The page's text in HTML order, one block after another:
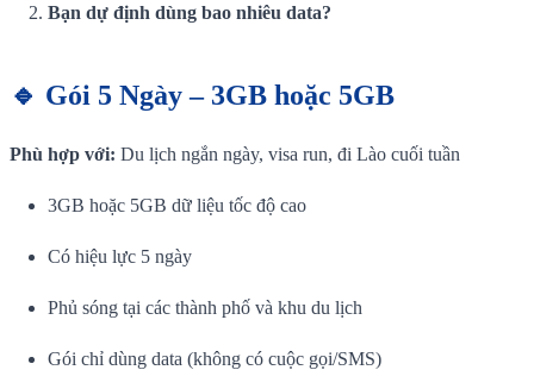
Bạn dự định dùng bao nhiêu data?
🔹 Gói 5 Ngày – 3GB hoặc 5GB
Phù hợp với: Du lịch ngắn ngày, visa run, đi Lào cuối tuần
3GB hoặc 5GB dữ liệu tốc độ cao
Có hiệu lực 5 ngày
Phủ sóng tại các thành phố và khu du lịch
Gói chỉ dùng data (không có cuộc gọi/SMS)